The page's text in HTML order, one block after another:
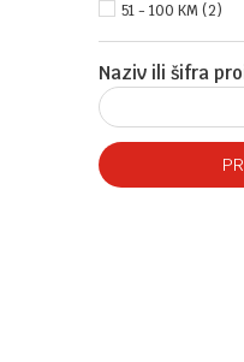
51 - 100 KM (2)
Naziv ili šifra